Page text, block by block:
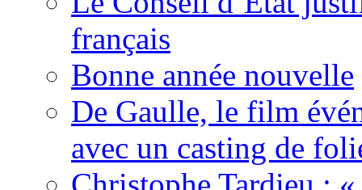
français
Bonne année nouvelle
De Gaulle, le film
avec un casting de